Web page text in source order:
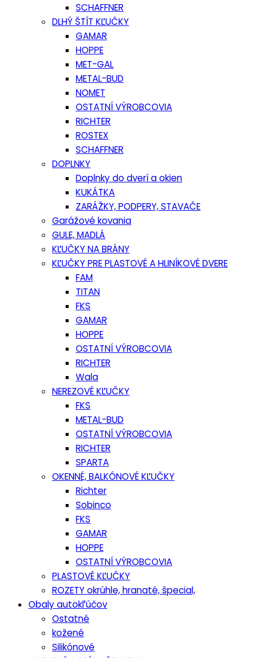
SCHAFFNER
DLHÝ ŠTÍT KĽUČKY
GAMAR
HOPPE
MET-GAL
METAL-BUD
NOMET
OSTATNÍ VÝROBCOVIA
RICHTER
ROSTEX
SCHAFFNER
DOPLNKY
Doplnky do dverí a okien
KUKÁTKA
ZARÁŽKY, PODPERY, STAVAČE
Garážové kovania
GULE, MADLÁ
KĽUČKY NA BRÁNY
KĽUČKY PRE PLASTOVÉ A HLINÍKOVÉ DVERE
FAM
TITAN
FKS
GAMAR
HOPPE
OSTATNÍ VÝROBCOVIA
RICHTER
Wala
NEREZOVÉ KĽUČKY
FKS
METAL-BUD
OSTATNÍ VÝROBCOVIA
RICHTER
SPARTA
OKENNÉ, BALKÓNOVÉ KĽUČKY
Richter
Sobinco
FKS
GAMAR
HOPPE
OSTATNÍ VÝROBCOVIA
PLASTOVÉ KĽUČKY
ROZETY okrúhle, hranaté, špecial,
Obaly autokľúčov
Ostatné
kožené
Silikónové